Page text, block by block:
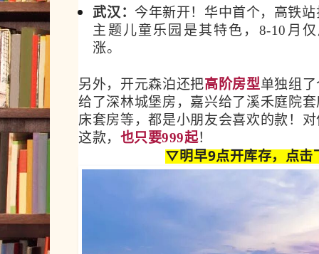
武汉： 今年新开！ 华中首个，高铁
主题 儿童乐园是其特色， 8-10月
涨。
另外，开元森泊还把高阶房型单独组
给了深林城堡房，嘉兴给了溪禾庭院
床套房等，都是小朋友会喜欢的款！
这款， 也只要999起！
▽明早9点开库存，点